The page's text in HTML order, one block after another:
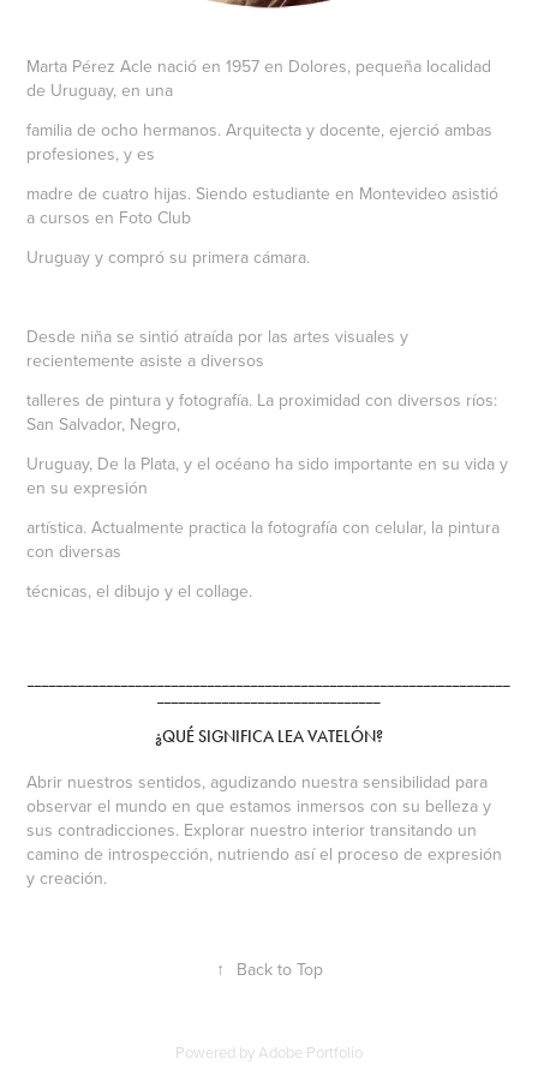
Marta Pérez Acle nació en 1957 en Dolores, pequeña localidad
de Uruguay, en una
familia de ocho hermanos. Arquitecta y docente, ejerció ambas
profesiones, y es
madre de cuatro hijas. Siendo estudiante en Montevideo asistió
a cursos en Foto Club
Uruguay y compró su primera cámara.
Desde niña se sintió atraída por las artes visuales y
recientemente asiste a diversos
talleres de pintura y fotografía. La proximidad con diversos ríos:
San Salvador, Negro,
Uruguay, De la Plata, y el océano ha sido importante en su vida y
en su expresión
artística. Actualmente practica la fotografía con celular, la pintura
con diversas
técnicas, el dibujo y el collage.
¿QUÉ SIGNIFICA LEA VATELÓN?
Abrir nuestros sentidos, agudizando nuestra sensibilidad para
observar el mundo en que estamos inmersos con su belleza y
sus contradicciones. Explorar nuestro interior transitando un
camino de introspección, nutriendo así el proceso de expresión
y creación.
↑ Back to Top
Powered byAdobe Portfolio